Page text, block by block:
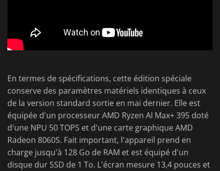
En termes de spécifications, cette édition spéciale
conserve des paramètres matériels identiques à ceux
de la version standard sortie en mai dernier. Elle est
équipée d'un processeur AMD Ryzen AI Max+ 395 doté
d'une NPU 50 TOPS et d'une carte graphique AMD
Radeon 8060S. Fait important, l'appareil prend en
charge jusqu'à 128 Go de RAM et est équipé d'un
disque dur SSD de 1 To. L'écran mesure 13,4 pouces et